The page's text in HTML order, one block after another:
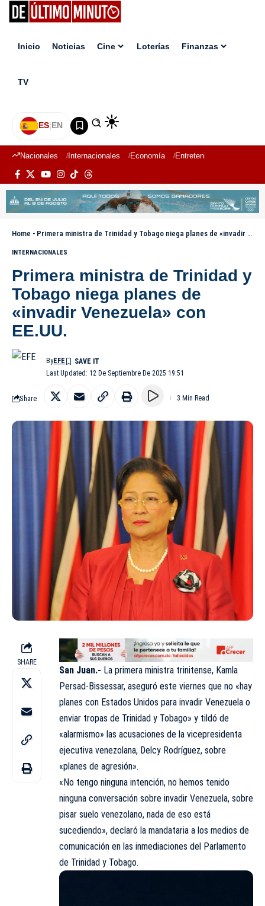
Inicio Noticias Cine Loterías Finanzas
TV
ES|EN
Nacionales Internacionales Economía Entretenimiento
Home - Primera ministra de Trinidad y Tobago niega planes de «invadir Venezuela» con EE.UU.
INTERNACIONALES
Primera ministra de Trinidad y
Tobago niega planes de
«invadir Venezuela» con
EE.UU.
Last Updated: 12 De Septiembre De 2025 19:51
ByEFE
Share 3 Min Read
SHARE
San Juan.- La primera ministra trinitense, Kamla
Persad-Bissessar, aseguró este viernes que no «hay
planes con Estados Unidos para invadir Venezuela o
enviar tropas de Trinidad y Tobago» y tildó de
«alarmismo» las acusaciones de la vicepresidenta
ejecutiva venezolana, Delcy Rodríguez, sobre
«planes de agresión».
«No tengo ninguna intención, no hemos tenido
ninguna conversación sobre invadir Venezuela, sobre
pisar suelo venezolano, nada de eso está
sucediendo», declaró la mandataria a los medios de
comunicación en las inmediaciones del Parlamento
de Trinidad y Tobago.